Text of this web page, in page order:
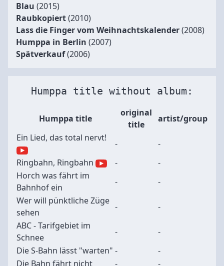
Blau (2015)
Raubkopiert(2010)
Lass die Finger vom Weihnachtskalender(2008)
Humppa in Berlin (2007)
Spätverkauf(2006)
Humppa title without album:
Humppa title
original
title
artist/group
Ein Lied, das total nervt!
-
-
Ringbahn, Ringbahn
-
-
Horch was fährt im
Bahnhof ein
-
-
Wer will pünktliche Züge
sehen
-
-
ABC - Tarifgebiet im
Schnee
-
-
Die S-Bahn lässt "warten" -
-
Die Bahn fährt nicht
- -